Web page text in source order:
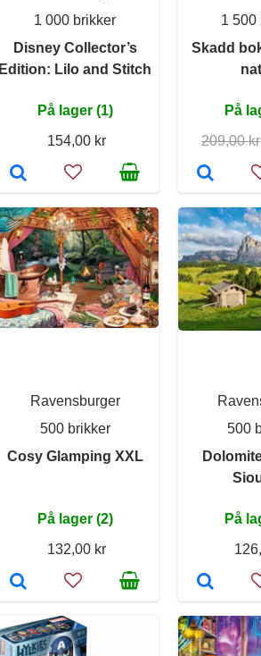
1 000 brikker
Disney Collector’s
Edition: Lilo and Stitch
På lager (1)
154,00 kr
1 500
Skadd
På
209,00 kr
Ravensburger
500 brikker
Cosy Glamping XXL
På lager (2)
132,00 kr
500
På